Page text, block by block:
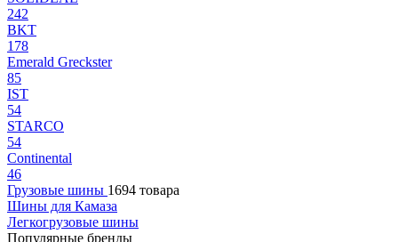
242
BKT
178
Emerald Greckster
85
IST
54
STARCO
54
Continental
46
Грузовые шины 1694 товара
Шины для Камаза
Легкогрузовые шины
Популярные бренды